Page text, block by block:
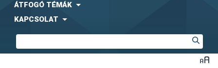
ÁTFOGÓ TÉMÁK
KAPCSOLAT